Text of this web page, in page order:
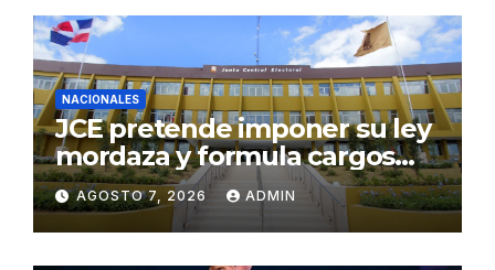
NACIONALES
JCE pretende imponer su ley
mordaza y formula cargos
contra ACD Media por
publicar encuestas
AGOSTO 7, 2026 ADMIN